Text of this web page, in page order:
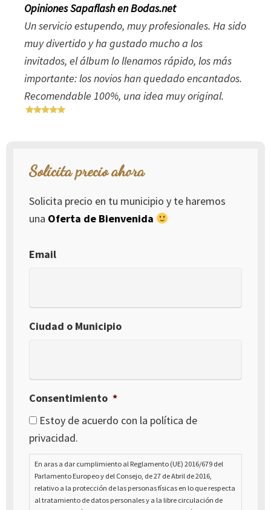
Opiniones Sapaflash en Bodas.net
Un servicio estupendo, muy profesionales. Ha sido
muy divertido y ha gustado mucho a los
invitados, el álbum lo llenamos rápido, los más
importante: los novios han quedado encantados.
Recomendable 100%, una idea muy original.
Solicita precio ahora
Solicita precio en tu municipio y te haremos
una Oferta de Bienvenida
Email
Ciudad o Municipio
Consentimiento *
Estoy de acuerdo con la política de
privacidad.
En aras a dar cumplimiento al Reglamento (UE) 2016/679 del
Parlamento Europeo y del Consejo, de 27 de Abril de 2016,
relativo a la protección de las personas físicas en lo que respecta
al tratamiento de datos personales y a la libre circulación de